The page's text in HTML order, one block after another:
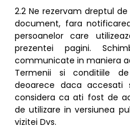
2.2 Ne rezervam dreptul
document, fara
persoanelor care
prezentei pagini.
communicate in maniera
Termenii si conditiile
deoarece daca
considera ca ati fost de
de utilizare in versiunea
vizitei Dvs.